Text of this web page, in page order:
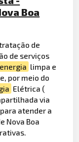
Boa
de
de serviços
energia limpa e
por meio do
Elétrica (
via
, para atender a
Nova Boa